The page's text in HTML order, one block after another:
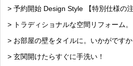
> 予約開始 Design Style 【特別仕様の注
> トラディショナルな空間リフォーム。
> お部屋の壁をタイルに。いかがですか
> 玄関開けたらすぐに手洗い！